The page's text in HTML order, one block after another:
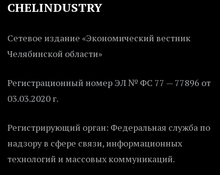
CHELINDUSTRY
Сетевое издание «Экономический вестник
Челябинской области»
Регистрационный номер ЭЛ № ФС 77 — 77896 от
03.03.2020 г.
Регистрирующий орган: Федеральная служба по
надзору в сфере связи, информационных
технологий и массовых коммуникаций.